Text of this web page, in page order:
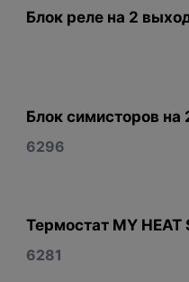
Блок реле на 2
Блок симисторов на
6296
Термостат MY HEAT
6281